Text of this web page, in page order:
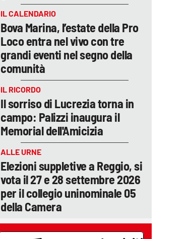
IL CALENDARIO
Bova Marina, l’estate della Pro
Loco entra nel vivo con tre
grandi eventi nel segno della
comunità
IL RICORDO
Il sorriso di Lucrezia torna in
campo: Palizzi inaugura il
Memorial dell'Amicizia
ALLE URNE
Elezioni suppletive a Reggio, si
vota il 27 e 28 settembre 2026
per il collegio uninominale 05
della Camera